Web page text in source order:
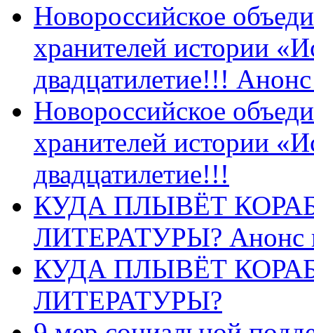
Новороссийское
хранителей истории
двадцатилетие!!!
Новороссийское
хранителей истории
двадцатилетие!!!
КУДА ПЛЫВЁТ
ЛИТЕРАТУРЫ? Анонс
КУДА ПЛЫВЁТ
ЛИТЕРАТУРЫ?